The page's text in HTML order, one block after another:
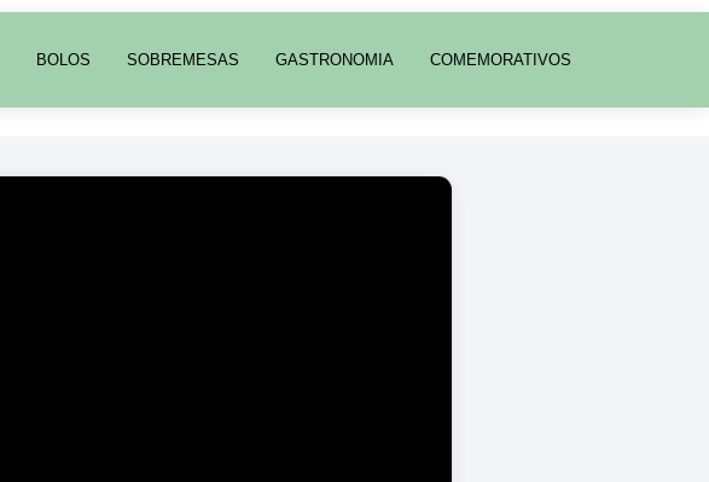
BOLOS SOBREMESAS GASTRONOMIA COMEMORATIVOS